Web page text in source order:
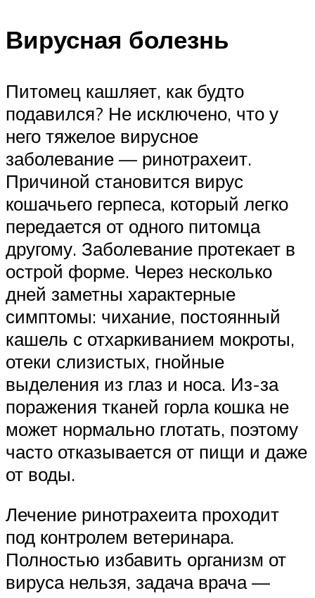
Вирусная болезнь
Питомец кашляет, как будто
подавился? Не исключено, что у
него тяжелое вирусное
заболевание — ринотрахеит.
Причиной становится вирус
кошачьего герпеса, который легко
передается от одного питомца
другому. Заболевание протекает в
острой форме. Через несколько
дней заметны характерные
симптомы: чихание, постоянный
кашель с отхаркиванием мокроты,
отеки слизистых, гнойные
выделения из глаз и носа. Из-за
поражения тканей горла кошка не
может нормально глотать, поэтому
часто отказывается от пищи и даже
от воды.
Лечение ринотрахеита проходит
под контролем ветеринара.
Полностью избавить организм от
вируса нельзя, задача врача —